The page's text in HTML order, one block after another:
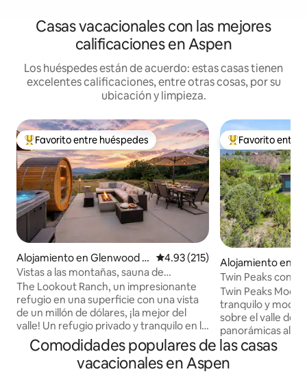
Casas vacacionales con las mejores
calificaciones en Aspen
Los huéspedes están de acuerdo: estas casas tienen
excelentes calificaciones, entre otras cosas, por su
ubicación y limpieza.
Favorito entre huéspedes preferido
Favorito entre huéspedes
Alojamiento en Glenwood S
prings
Calificación promedio: 4.93 de
4.93 (215)
Vistas a las montañas, sauna de
bienestar, jacuzzi, mascotas, patio con
parrilla
The Lookout Ranch, un impresionante
refugio en una superficie con una vista
de un millón de dólares, ¡la mejor del
valle! Un refugio privado y tranquilo en la
montaña, en medio de la vida silvestre y
con vistas impresionantes. Relájese en la
bañera de hidromasaje con increíbles
Favorito entre
Favorito entre
Alojamiento en
Twin Peaks con
panorámicas a
Twin Peaks
tranquilo y
sobre el valle de
panorámicas al
montaña Elk.
cuidadosamente
una bañera de
Comodidades populares de las casas
vacacionales en Aspen